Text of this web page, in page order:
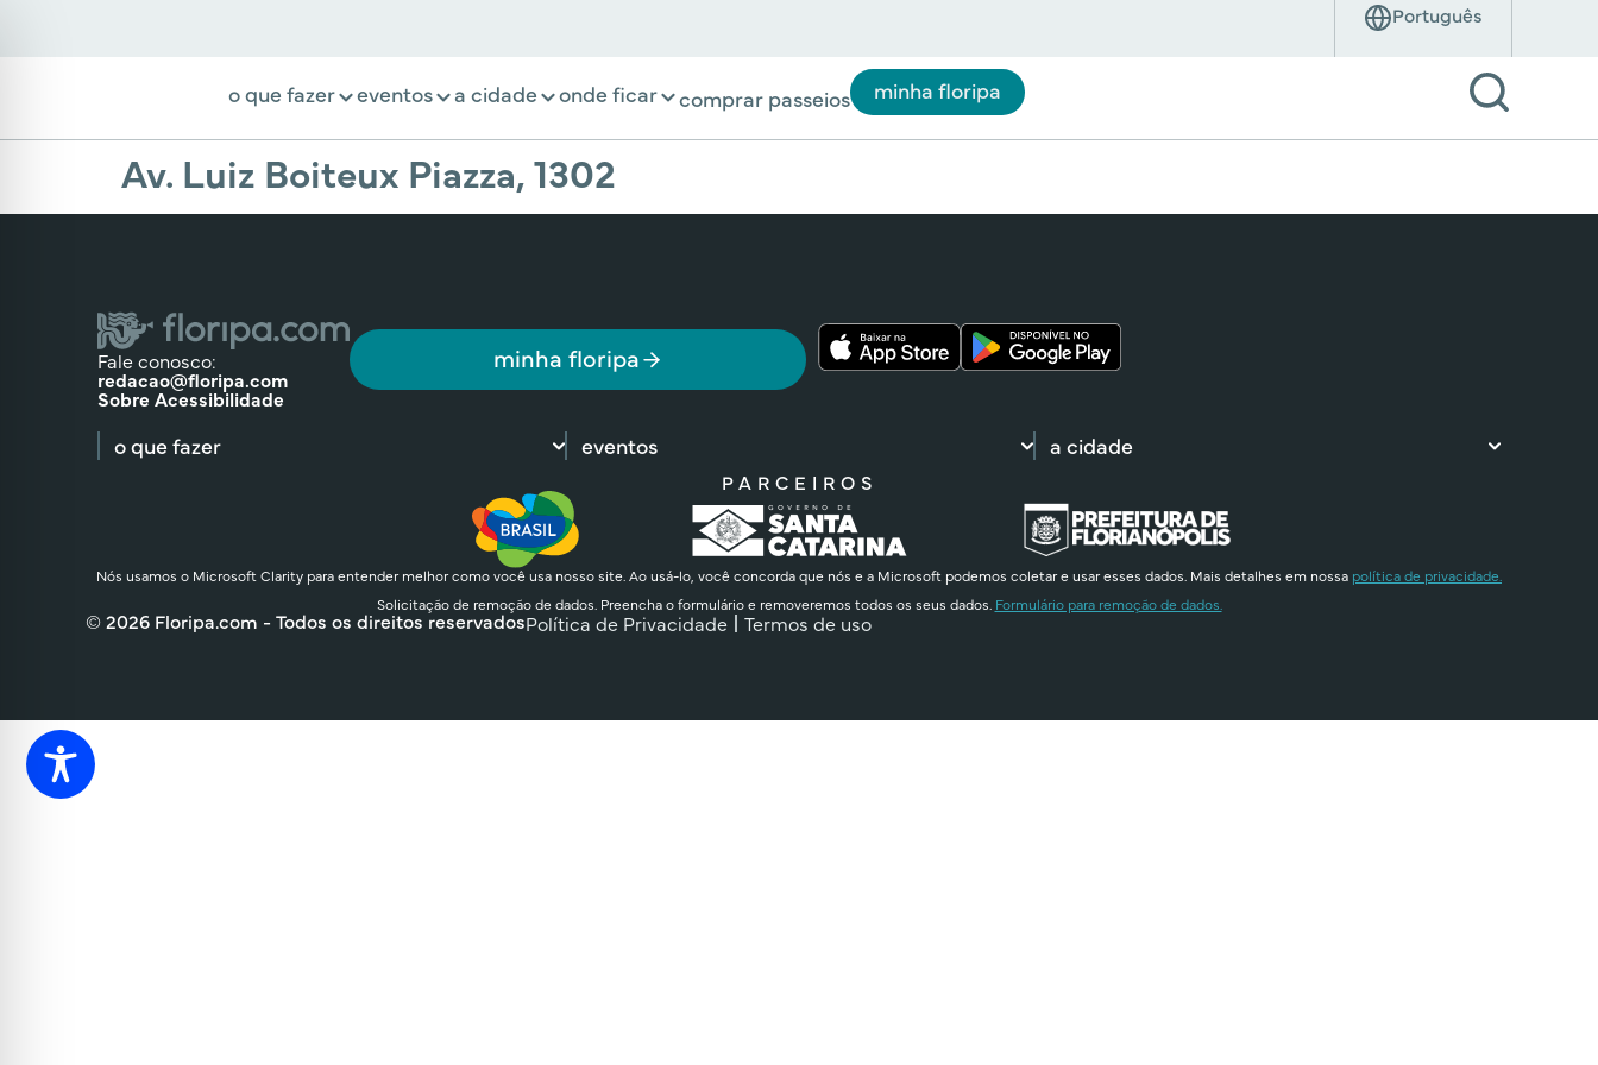
o que fazer eventos a cidade onde ficar comprar passeios minha floripa
Av. Luiz Boiteux Piazza, 1302
Fale conosco:
redacao@floripa.com
Sobre Acessibilidade
minha floripa
o que fazer eventos a cidade
PARCEIROS
Nós usamos o Microsoft Clarity para entender melhor como você usa nosso site. Ao usá-lo, você concorda que nós e a Microsoft podemos coletar e usar esses dados. Mais detalhes em nossa política de privacidade.
Solicitação de remoção de dados. Preencha o formulário e removeremos todos os seus dados. Formulário para remoção de dados.
© 2026 Floripa.com - Todos os direitos reservadosPolítica de Privacidade Termos de uso